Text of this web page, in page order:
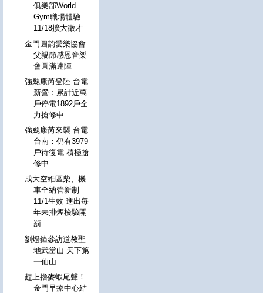
俱樂部World
Gym職場體驗
11/18擴大徵才
金門圓韵愛樂協會
父親節感恩音樂
會圓滿達陣
強颱康芮登陸 台電
新營：累計近萬
戶停電1892戶全
力搶修中
強颱康芮來襲 台電
台南：仍有3979
戶待復電 積極搶
修中
成大空維區柴、機
車全納管新制
11/1生效 進出每
年未排煙檢驗開
罰
劉燈鐘參訪道教聖
地武當山 天下第
一仙山
趕上擼麥蝦尾聲！
金門早療中心結